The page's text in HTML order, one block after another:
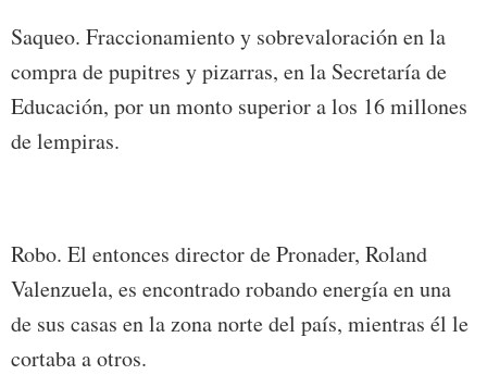
Saqueo. Fraccionamiento y sobrevaloración en la
compra de pupitres y pizarras, en la Secretaría de
Educación, por un monto superior a los 16 millones
de lempiras.
Robo. El entonces director de Pronader, Roland
Valenzuela, es encontrado robando energía en una
de sus casas en la zona norte del país, mientras él le
cortaba a otros.